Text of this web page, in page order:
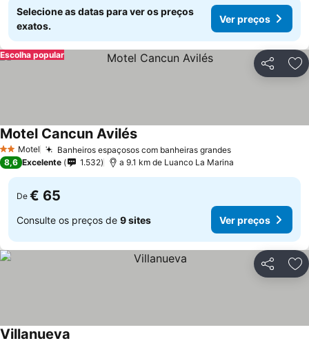
Selecione as datas para ver os preços
exatos.
Ver preços
Partilhar
Escolha popular
2 Estrelas
Motel Banheiros espaçosos com banheiras grandesVer preços
Motel Cancun AvilésVer preços
8,6 Excelente 1.532 a 9.1 km de Luanco La Marina
De € 65
Consulte os preços de 9 sites Ver preços
Partilhar
Villanueva